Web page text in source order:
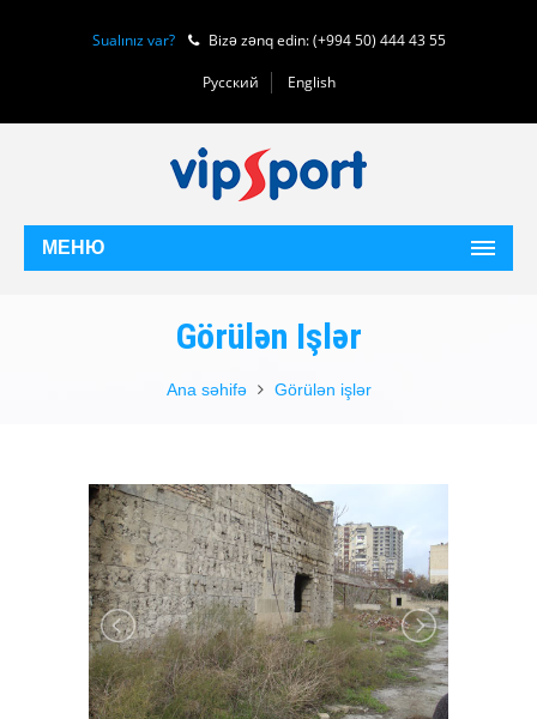
Sualınız var? Bizə zənq edin: (+994 50) 444 43 55
Русский English
МЕНЮ
Görülən Işlər
Ana səhifə Görülən işlər